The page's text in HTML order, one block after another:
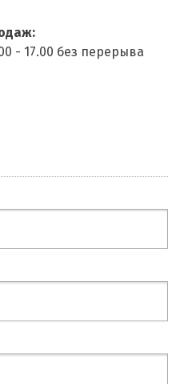
- 17.00 без перерыва